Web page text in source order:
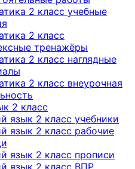
2 класс учебные
2 класс
тренажёры
2 класс наглядные
2 класс внеурочная
2 класс
язык 2 класс учебники
язык 2 класс рабочие
язык 2 класс прописи
язык 2 класс ВПР